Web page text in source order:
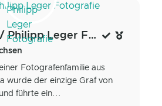
Loco-Stylez / Philipp Leger Fotografie
Fotografenfamilie aus
wurde der einzige Graf von
führte ein...